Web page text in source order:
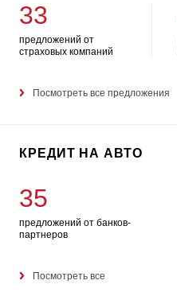
33
предложений от
страховых компаний
Посмотреть все предложения
КРЕДИТ НА АВТО
35
предложений от банков-
партнеров
Посмотреть все